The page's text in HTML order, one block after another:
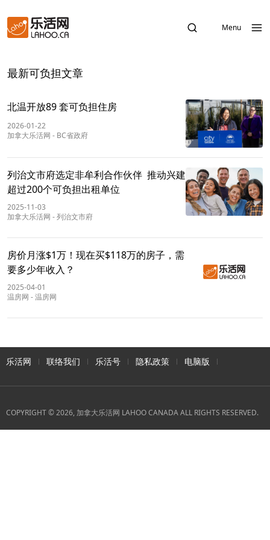
Menu
最新可负担文章
北温开放89 套可负担住房
2026-01-22
加拿大乐活网 - BC省政府
列治文市府选定非牟利合作伙伴 推动兴建
超过200个可负担出租单位
2025-11-03
加拿大乐活网 -列治文市府
房价月涨$1万！现在买$118万的房子，需
要多少年收入？
2025-04-01
温房网 -温房网
乐活网 联络我们 乐活号 隐私政策 电脑版
COPYRIGHT © 2026, 加拿大乐活网 LAHOO CANADA ALL RIGHTS RESERVED.